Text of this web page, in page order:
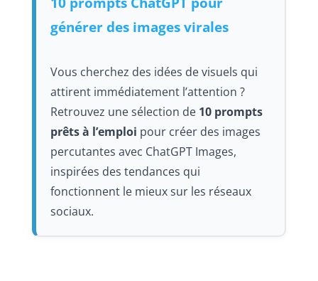
générer des images virales
Vous cherchez des idées de visuels qui
attirent immédiatement l’attention ?
Retrouvez une sélection de 10 prompts
prêts à l’emploi pour créer des images
percutantes avec ChatGPT Images,
inspirées des tendances qui
fonctionnent le mieux sur les réseaux
sociaux.